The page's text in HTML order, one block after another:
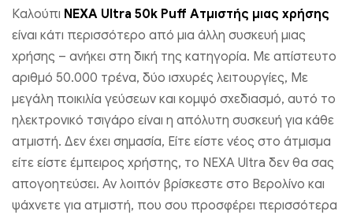
Καλούπι NEXA Ultra 50k Puff Ατμιστής μιας χρήσης
είναι κάτι περισσότερο από μια άλλη συσκευή μιας
χρήσης – ανήκει στη δική της κατηγορία. Με απίστευτο
αριθμό 50.000 τρένα, δύο ισχυρές λειτουργίες, Με
μεγάλη ποικιλία γεύσεων και κομψό σχεδιασμό, αυτό το
ηλεκτρονικό τσιγάρο είναι η απόλυτη συσκευή για κάθε
ατμιστή. Δεν έχει σημασία, Είτε είστε νέος στο άτμισμα
είτε είστε έμπειρος χρήστης, το NEXA Ultra δεν θα σας
απογοητεύσει. Αν λοιπόν βρίσκεστε στο Βερολίνο και
ψάχνετε για ατμιστή, που σου προσφέρει περισσότερα